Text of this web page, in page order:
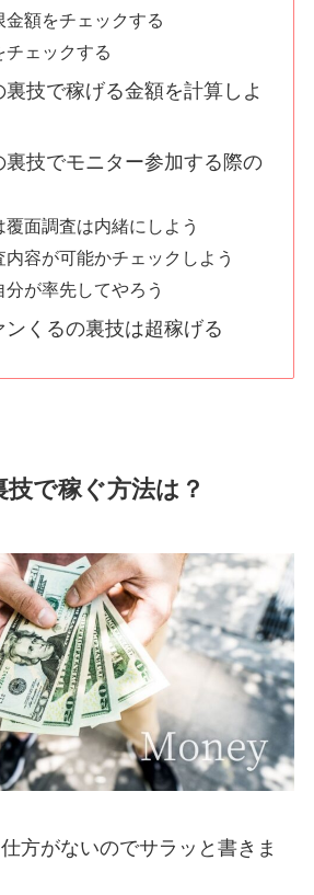
金額をチェックする
チェックする
裏技で稼げる金額を計算しよ
裏技でモニター参加する際の
覆面調査は内緒にしよう
内容が可能かチェックしよう
分が率先してやろう
ンくるの裏技は超稼げる
で稼ぐ方法は？
方がないのでサラッと書きま